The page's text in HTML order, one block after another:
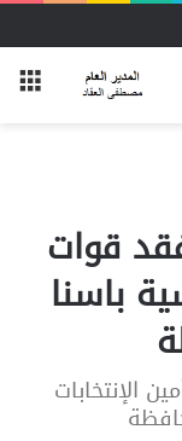
وأفريقيا..
قوات
باسنا
الإنتخابات